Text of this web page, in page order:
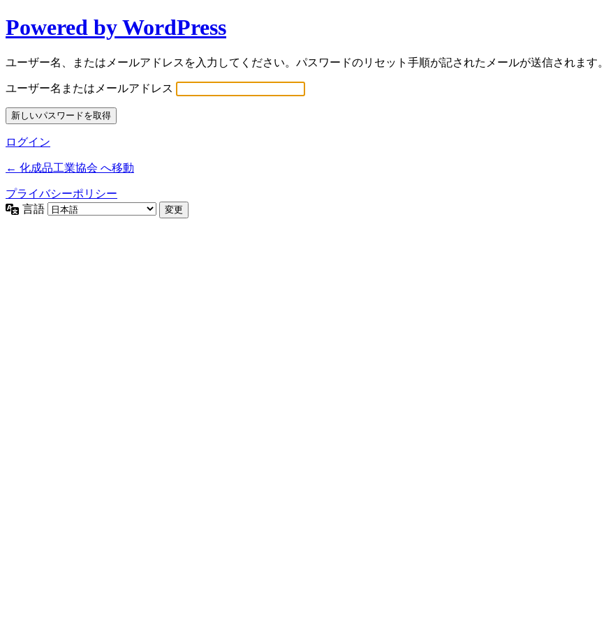
Powered by WordPress
ユーザー名、またはメールアドレスを入力してください。パスワードのリセット手順が記されたメールが送信されます。
ユーザー名またはメールアドレス
ログイン
← 化成品工業協会 へ移動
プライバシーポリシー
言語